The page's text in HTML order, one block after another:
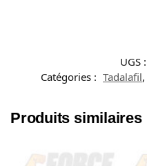
UGS :
Catégories : Tadalafil,
Produits similaires